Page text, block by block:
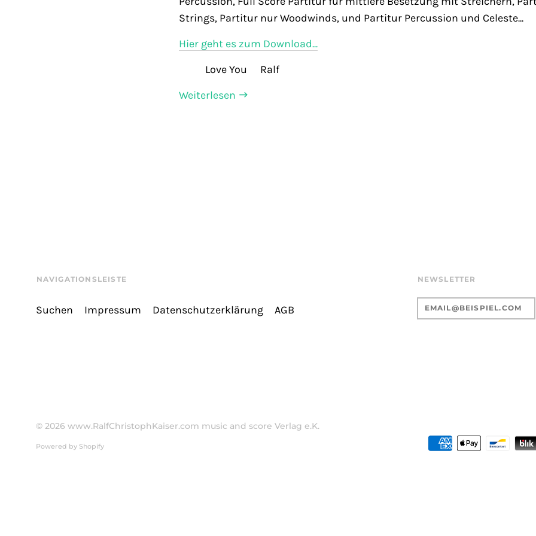
Strings, Partitur nur Woodwinds, und Partitur Percussion und Celeste...
Hier geht es zum Download...
Love You Ralf
Weiterlesen
NAVIGATIONSLEISTE
Suchen Impressum Datenschutzerklärung AGB
NEWSLETTER
© 2026 www.RalfChristophKaiser.com music and score Verlag e.K.
Powered by Shopify